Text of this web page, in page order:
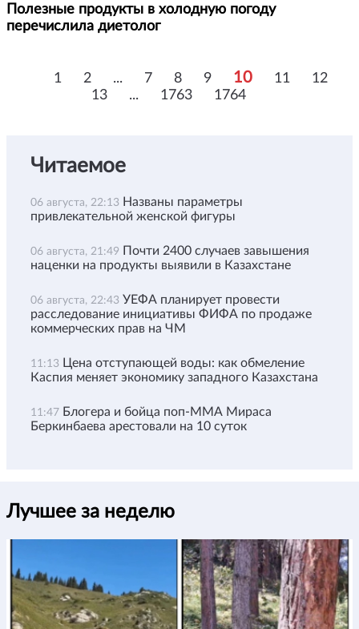
Полезные продукты в холодную погоду
перечислила диетолог
1 2 ... 7 8 9 10 11
12
13
... 1763 1764
Читаемое
06 августа, 22:13 Названы параметры
привлекательной женской фигуры
06 августа, 21:49 Почти 2400 случаев завышения
наценки на продукты выявили в Казахстане
06 августа, 22:43 УЕФА планирует провести
расследование инициативы ФИФА по продаже
коммерческих прав на ЧМ
11:13 Цена отступающей воды: как обмеление
Каспия меняет экономику западного Казахстана
11:47 Блогера и бойца поп-ММА Мираса
Беркинбаева арестовали на 10 суток
Лучшее за неделю